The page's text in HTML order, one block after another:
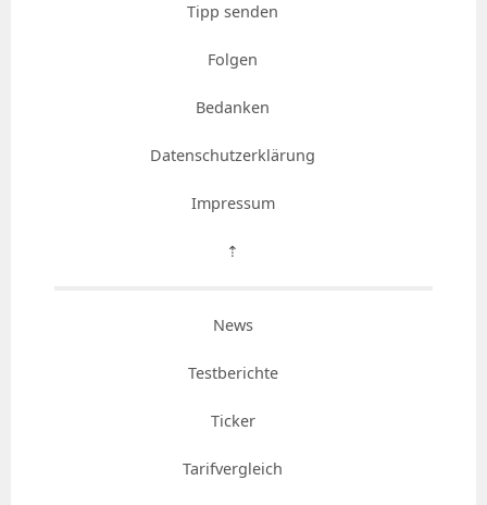
Tipp senden
Folgen
Bedanken
Datenschutzerklärung
Impressum
⇡
News
Testberichte
Ticker
Tarifvergleich